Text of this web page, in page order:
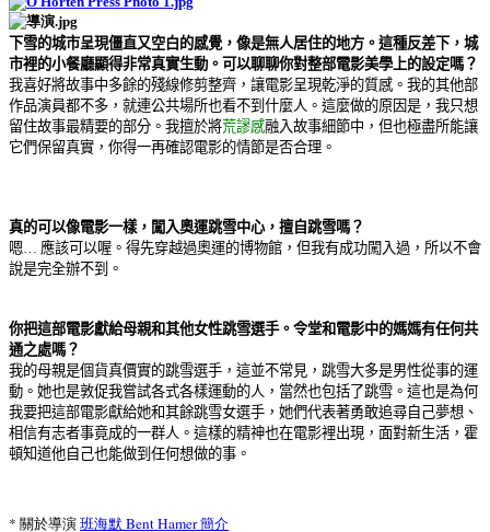
下雪的城市呈現僵直又空白的感覺，像是無人居住的地方。這種反差下，城
市裡的小餐廳顯得非常真實生動。可以聊聊你對整部電影美學上的設定嗎？
我喜好將故事中多餘的殘線修剪整齊，讓電影呈現乾淨的質感。我的其他部
作品演員都不多，就連公共場所也看不到什麼人。這麼做的原因是，我只想
留住故事最精要的部分。我擅於將荒謬感融入故事細節中，但也極盡所能讓
它們保留真實，你得一再確認電影的情節是否合理。
真的可以像電影一樣，闖入奧運跳雪中心，擅自跳雪嗎？
嗯…
應該可以喔。得先穿越過奧運的博物館，但我有成功闖入過，所以不會
說是完全辦不到。
你把這部電影獻給母親和其他女性跳雪選手。令堂和電影中的媽媽有任何共
通之處嗎？
我的母親是個貨真價實的跳雪選手，這並不常見，跳雪大多是男性從事的運
動。她也是敦促我嘗試各式各樣運動的人，當然也包括了跳雪。這也是為何
我要把這部電影獻給她和其餘跳雪女選手，她們代表著勇敢追尋自己夢想、
相信有志者事竟成的一群人。這樣的精神也在電影裡出現，面對新生活，霍
頓知道他自己也能做到任何想做的事。
* 關於導演班海默 Bent Hamer 簡介